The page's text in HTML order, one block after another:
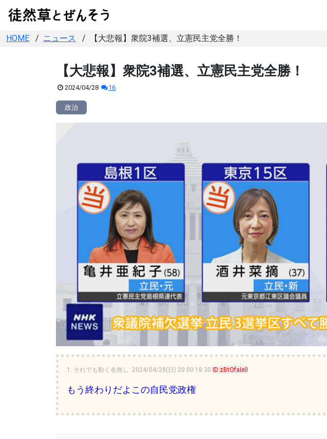
HOME ニュース 【大悲報】衆院3補選、立憲民主党全勝！
【大悲報】衆院3補選、立憲民主党全勝！
公
：
2024/04/28 コ 16
政治
1 : それでも動く名無し: 2024/04/28(日) 20:00:18.30 ID:zBtOfaIe0
もう終わりだよこの自民党政権